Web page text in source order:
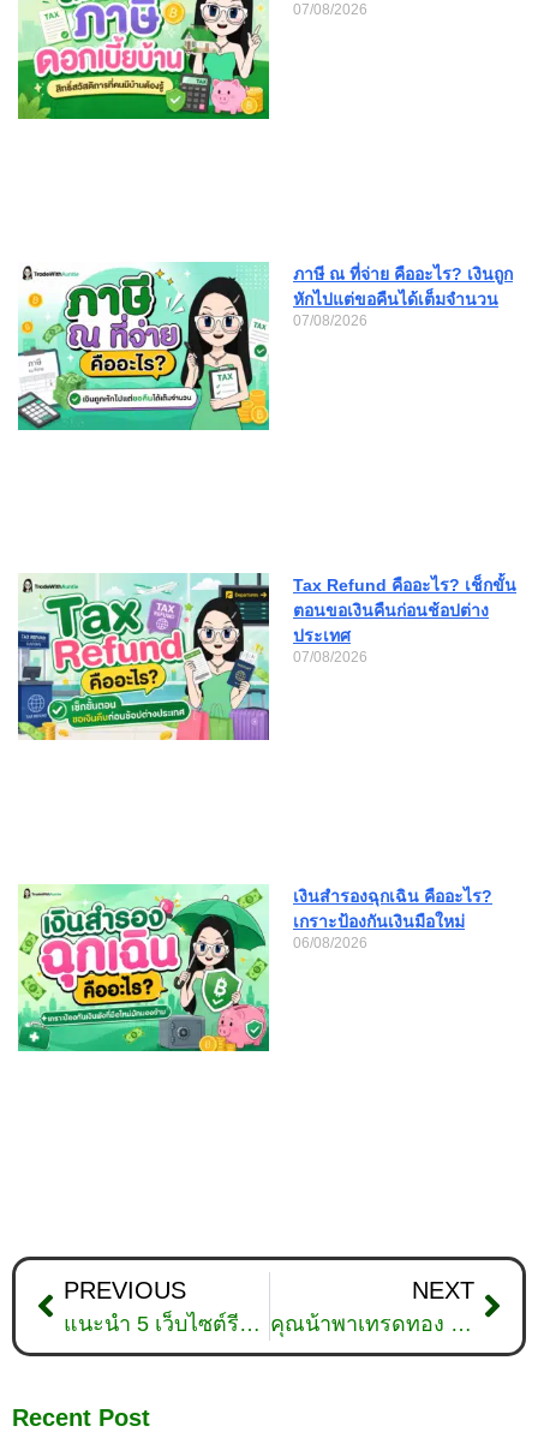
07/08/2026
ภาษี ณ ที่จ่าย คืออะไร? เงินถูก
หักไปแต่ขอคืนได้เต็มจำนวน
07/08/2026
Tax Refund คืออะไร? เช็กขั้น
ตอนขอเงินคืนก่อนช้อปต่าง
ประเทศ
07/08/2026
เงินสำรองฉุกเฉิน คืออะไร?
เกราะป้องกันเงินมือใหม่
06/08/2026
PREVIOUS
แนะนำ 5 เว็บไซต์รีวิวสถาบันการเงินที่ไม่ควรพลาด ปี 2024
NEXT
คุณน้าพาเทรดทอง : วิเคราะห์ทองคำวันที่ 2 พฤศจิกายน 2565
Recent Post